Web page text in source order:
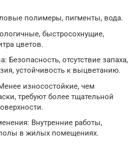
полимеры, пигменты, вода.
быстросохнущие,
цветов.
Безопасность, отсутствие запаха,
устойчивость к выцветанию.
износостойкие, чем
требуют более тщательной
Внутренние работы,
в жилых помещениях.